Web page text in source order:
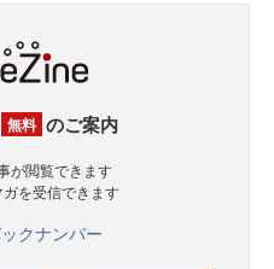
無料 のご案内
が閲覧できます
ガを受信できます
クナンバー